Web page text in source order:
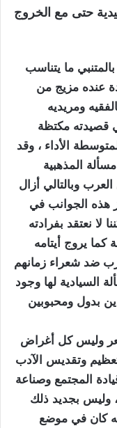
حتى مع الخروج
ما يتناسب
عنده مزيج من
ومريديه
قصيدته مكتظة
الأداء ، وقد
المذهبية
وبالتالي أزال
هذه الجوانب في
لا نعتقد بفرادته
يروج أيتامه
ضد شعراء زمانهم
السيادية لها وجود
بدول ومحبوبين
وليس كل أغراض
وتقديس الآدب
المجتمع وصناعة
، وليس بجديد ذلك
كان في موضع